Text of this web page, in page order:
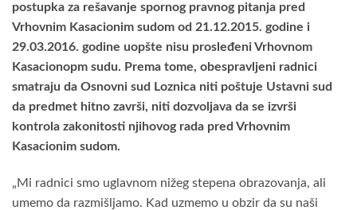
postupka za rešavanje spornog pravnog pitanja pred
Vrhovnim Kasacionim sudom od 21.12.2015. godine i
29.03.2016. godine uopšte nisu prosleđeni Vrhovnom
Kasacionopm sudu. Prema tome, obespravljeni radnici
smatraju da Osnovni sud Loznica niti poštuje Ustavni sud
da predmet hitno završi, niti dozvoljava da se izvrši
kontrola zakonitosti njihovog rada pred Vrhovnim
Kasacionim sudom.
„Mi radnici smo uglavnom nižeg stepena obrazovanja, ali
umemo da razmišljamo. Kad uzmemo u obzir da su naši